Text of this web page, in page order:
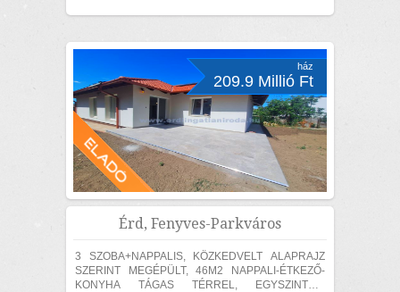
ház
209.9 Millió Ft
Érd, Fenyves-Parkváros
3 SZOBA+NAPPALIS, KÖZKEDVELT ALAPRAJZ
SZERINT MEGÉPÜLT, 46M2 NAPPALI-ÉTKEZŐ-
KONYHA TÁGAS TÉRREL, EGYSZINTES,